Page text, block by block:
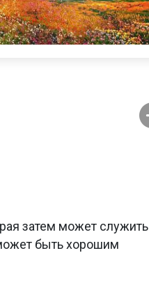
затем может служить
быть хорошим